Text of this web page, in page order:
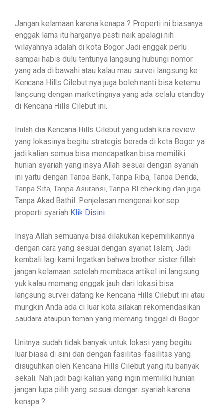
Jangan kelamaan karena kenapa ? Properti ini biasanya
enggak lama itu harganya pasti naik apalagi nih
wilayahnya adalah di kota Bogor Jadi enggak perlu
sampai habis dulu tentunya langsung hubungi nomor
yang ada di bawahi atau kalau mau survei langsung ke
Kencana Hills Cilebut nya juga boleh nanti bisa ketemu
langsung dengan marketingnya yang ada selalu standby
di Kencana Hills Cilebut ini.
Inilah dia Kencana Hills Cilebut yang udah kita review
yang lokasinya begitu strategis berada di kota Bogor ya
jadi kalian semua bisa mendapatkan bisa memiliki
hunian syariah yang insya Allah sesuai dengan syariah
ini yaitu dengan Tanpa Bank, Tanpa Riba, Tanpa Denda,
Tanpa Sita, Tanpa Asuransi, Tanpa BI checking dan juga
Tanpa Akad Bathil. Penjelasan mengenai konsep
properti syariah Klik Disini.
Insya Allah semuanya bisa dilakukan kepemilikannya
dengan cara yang sesuai dengan syariat Islam, Jadi
kembali lagi kami Ingatkan bahwa brother sister fillah
jangan kelamaan setelah membaca artikel ini langsung
yuk kalau memang enggak jauh dari lokasi bisa
langsung survei datang ke Kencana Hills Cilebut ini atau
mungkin Anda ada di luar kota silakan rekomendasikan
saudara ataupun teman yang memang tinggal di Bogor.
Unitnya sudah tidak banyak untuk lokasi yang begitu
luar biasa di sini dan dengan fasilitas-fasilitas yang
disuguhkan oleh Kencana Hills Cilebut yang itu banyak
sekali. Nah jadi bagi kalian yang ingin memiliki hunian
jangan lupa pilih yang sesuai dengan syariah karena
kenapa ?